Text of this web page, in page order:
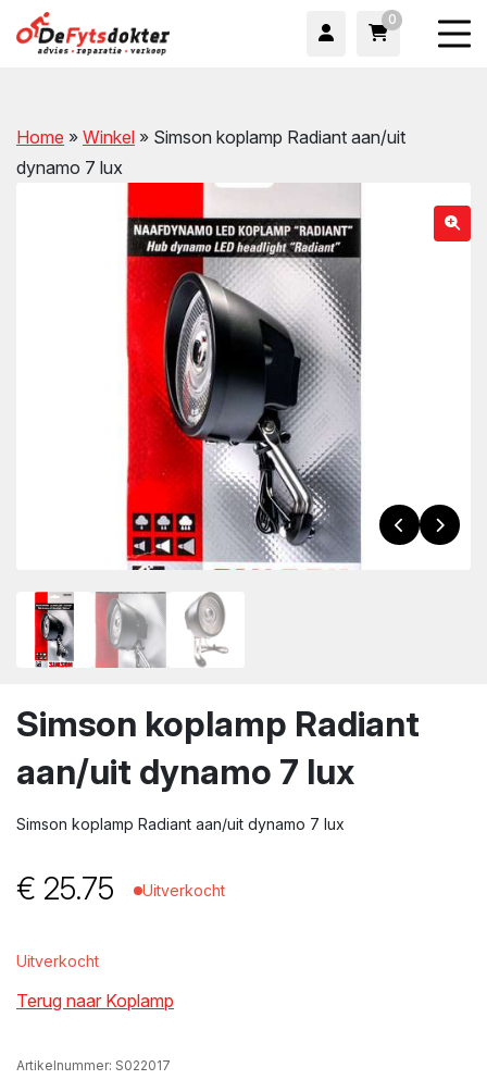
0
Home » Winkel » Simson koplamp Radiant aan/uit
dynamo 7 lux
Simson koplamp Radiant
aan/uit dynamo 7 lux
Simson koplamp Radiant aan/uit dynamo 7 lux
€ 25.75 Uitverkocht
Uitverkocht
Terug naar Koplamp
Artikelnummer: S022017